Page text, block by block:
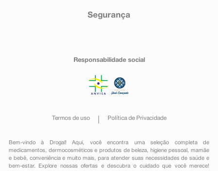
Segurança
Responsabilidade social
Termos de uso Política de Privacidade
Bem-vindo à Drogal! Aqui, você encontra uma seleção completa de
medicamentos , dermocosméticos e produtos de beleza, higiene pessoal ,mamãe
e bebê, conveniênciae muito mais, para atender suas necessidades de saúde e
bem-estar. Explore nossas ofertas e descubra o cuidado que você merece!